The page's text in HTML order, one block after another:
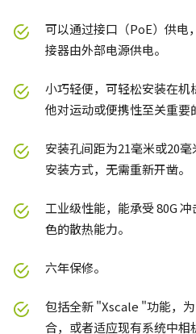
可以通过接口（PoE）供电
接器由外部电源供电。
小巧轻便，可轻松安装在机
他对运动或便携性至关重要
安装孔间距为21毫米或20
安装方式，无需重新开凿。
工业级性能，能承受 80G
色的散热能力。
六年保修。
包括全新 "Xscale "功能，
合，或者适应现有系统中相